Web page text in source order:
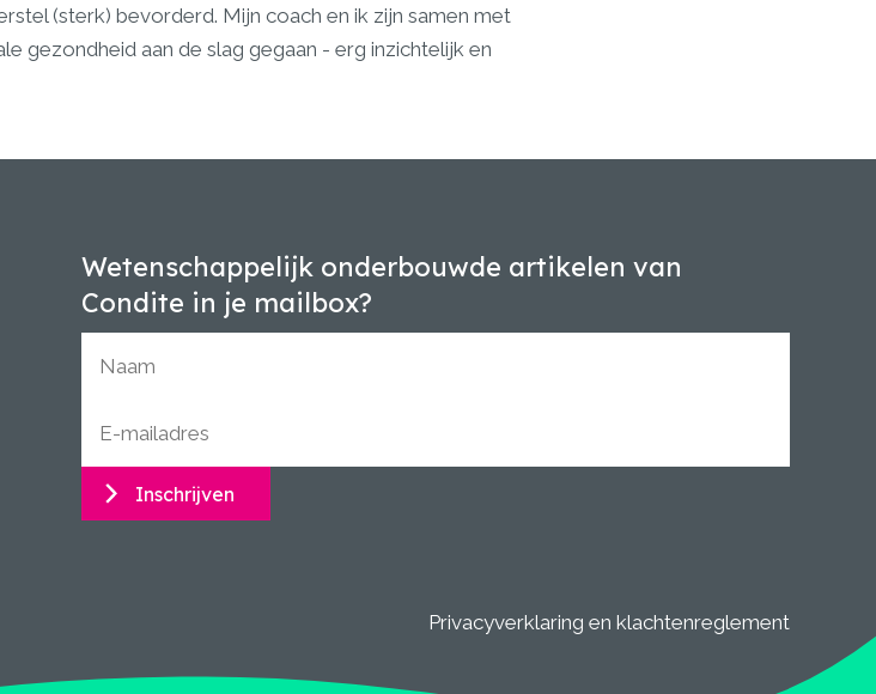
(sterk) bevorderd. Mijn coach en ik zijn samen met
gezondheid aan de slag gegaan - erg inzichtelijk en
Wetenschappelijk onderbouwde artikelen van
Condite in je mailbox?
Inschrijven
Privacyverklaring en klachtenreglement